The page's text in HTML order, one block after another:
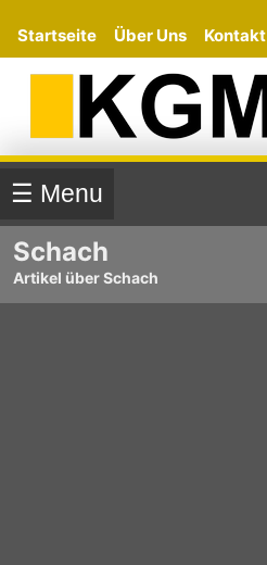
Startseite Über Uns Kontakt
☰ Menu
Schach
Artikel über Schach